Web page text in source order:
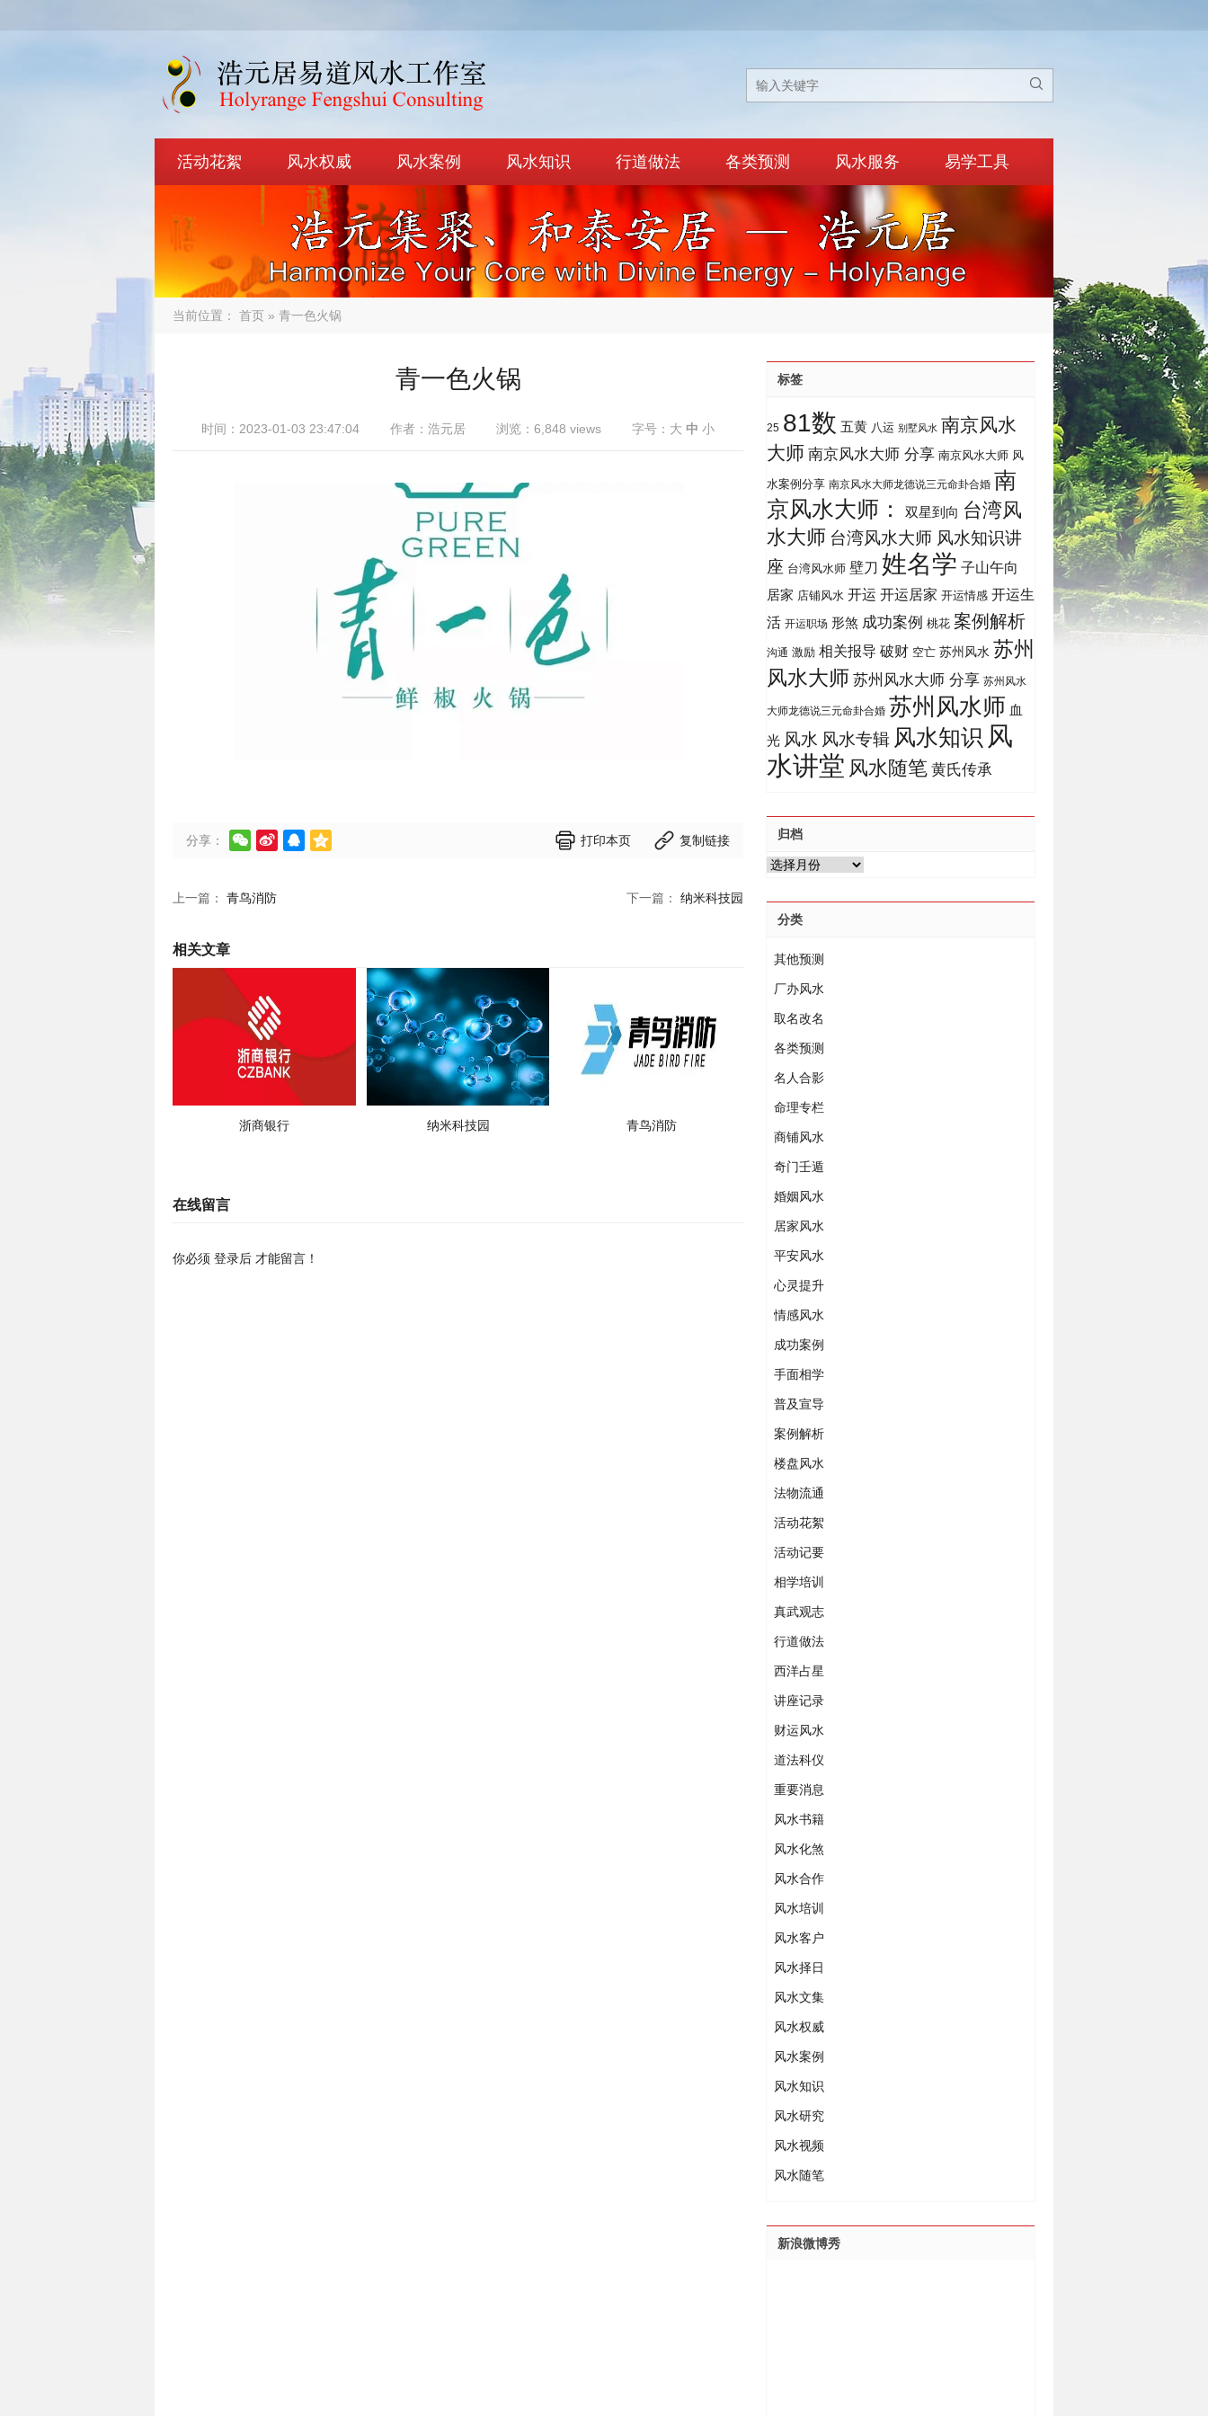

活动花絮 风水权威 风水案例 风水知识 行道做法 各类预测 风水服务 易学工具
当前位置： 首页 » 青一色火锅
青一色火锅
时间：2023-01-03 23:47:04 作者：浩元居 浏览：6,848 views 字号： 大 中 小
分享：      打印本页  复制链接
上一篇： 青鸟消防 下一篇： 纳米科技园
相关文章
浙商银行 纳米科技园 青鸟消防
在线留言
你必须 登录后 才能留言！
标签
25 81数 五黄 八运 别墅风水 南京风水
大师 南京风水大师 分享 南京风水大师 风
水案例分享 南京风水大师龙德说三元命卦合婚 南
京风水大师：
双星到向 台湾风
水大师 台湾风水大师 风水知识讲
座 台湾风水师 壁刀 姓名学 子山午向
居家 店铺风水 开运 开运居家 开运情感 开运生
活 开运职场 形煞 成功案例 桃花 案例解析
沟通 激励 相关报导 破财 空亡 苏州风水 苏州
风水大师 苏州风水大师 分享 苏州风水
大师龙德说三元命卦合婚 苏州风水师 血
光 风水 风水专辑 风水知识 风
水讲堂 风水随笔 黄氏传承
归档
归
分类
其他预测
厂办风水
取名改名
各类预测
名人合影
命理专栏
商铺风水
奇门壬遁
婚姻风水
居家风水
平安风水
心灵提升
情感风水
成功案例
手面相学
普及宣导
案例解析
楼盘风水
法物流通
活动花絮
活动记要
相学培训
真武观志
行道做法
西洋占星
讲座记录
财运风水
道法科仪
重要消息
风水书籍
风水化煞
风水合作
风水培训
风水客户
风水择日
风水文集
风水权威
风水案例
风水知识
风水研究
风水视频
风水随笔
新浪微博秀